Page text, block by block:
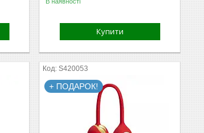
Купити
S420053
+ ПОДАРОК!